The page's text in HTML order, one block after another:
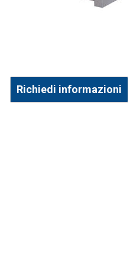
Richiedi informazioni